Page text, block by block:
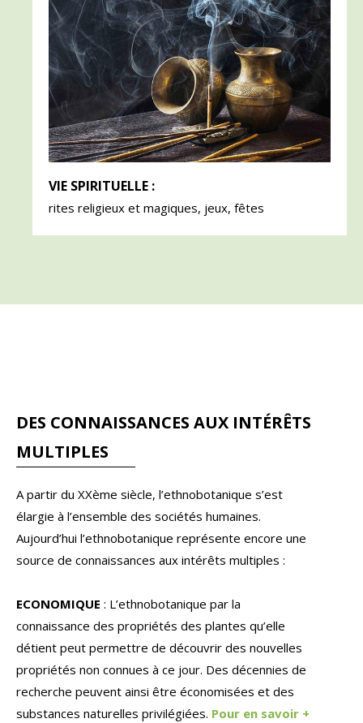
VIE SPIRITUELLE :
rites religieux et magiques, jeux, fêtes
DES CONNAISSANCES AUX INTÉRÊTS
MULTIPLES
A partir du XXème siècle, l’ethnobotanique s’est
élargie à l’ensemble des sociétés humaines.
Aujourd’hui l’ethnobotanique représente encore une
source de connaissances aux intérêts multiples :
ECONOMIQUE : L’ethnobotanique par la
connaissance des propriétés des plantes qu’elle
détient peut permettre de découvrir des nouvelles
propriétés non connues à ce jour. Des décennies de
recherche peuvent ainsi être économisées et des
substances naturelles privilégiées. Pour en savoir +